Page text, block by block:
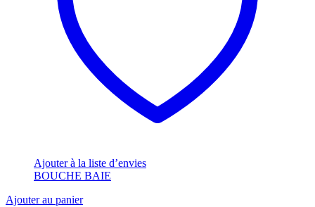
Ajouter à la liste d’envies
BOUCHE BAIE
Ajouter au panier